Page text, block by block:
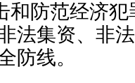
和防范经济
法集资、非
防线。